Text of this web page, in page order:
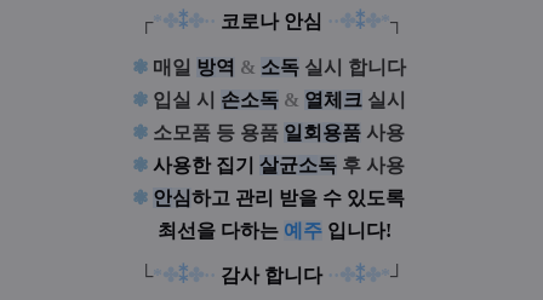
┌*✤⁑✤·· 코로나 안심 ··✤⁑✤*┐
❃매일 방역 & 소독실시 합니다!
❃입실 시 손소독& 열체 크실시
❃ 소모품 등 용품 일 회 용품 사용
❃ 사용한 집기 살균소독 후 사용
❃ 안심하고 관리 받을 수 있도록
최선을 다하는 예주 입니다!
└*✤⁑✤·· 감사 합니다 ··✤⁑✤*┘